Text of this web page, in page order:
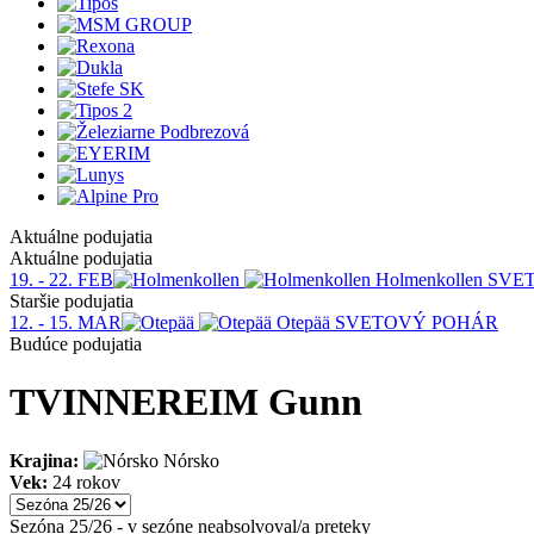
Aktuálne podujatia
Aktuálne podujatia
19. - 22. FEB
Holmenkollen
Staršie podujatia
12. - 15. MAR
Otepää SVETOVÝ POHÁR
Budúce podujatia
TVINNEREIM Gunn
Krajina:
Nórsko
Vek: 24 rokov
Sezóna 25/26 - v sezóne neabsolvoval/a preteky